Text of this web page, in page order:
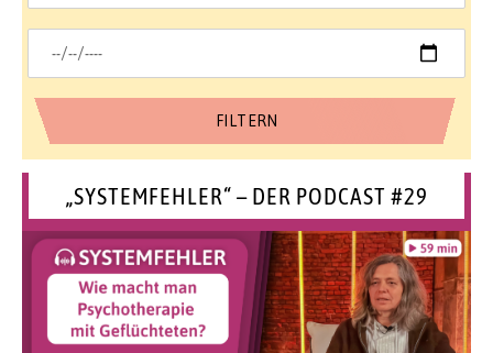
„SYSTEMFEHLER“ – DER PODCAST #29